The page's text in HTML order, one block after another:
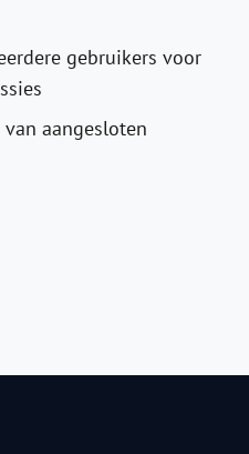
gebruikers voor
aangesloten